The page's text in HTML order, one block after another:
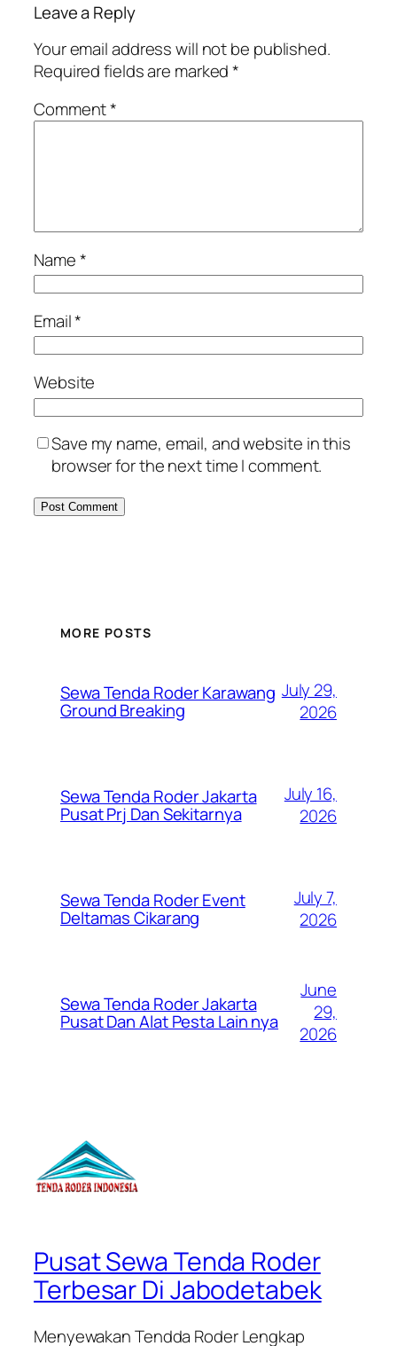
Leave a Reply
Your email address will not be published.
Required fields are marked*
Comment*
Name*
Email*
Website
Save my name, email, and website in this
browser for the next time I comment.
MORE POSTS
Sewa Tenda Roder Karawang
Ground Breaking
July 29,
2026
Sewa Tenda Roder Jakarta
Pusat Prj Dan Sekitarnya
July 16,
2026
Sewa Tenda Roder Event
Deltamas Cikarang
July 7,
2026
Sewa Tenda Roder Jakarta
Pusat Dan Alat Pesta Lain nya
June
29,
2026
Pusat Sewa Tenda Roder
Terbesar Di Jabodetabek
Menyewakan Tendda Roder Lengkap